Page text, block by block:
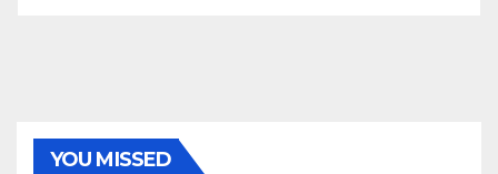
YOU MISSED